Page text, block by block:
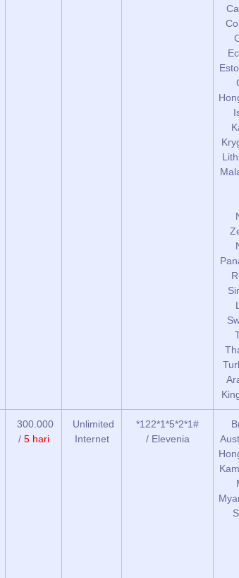
300.000
/ 5 hari
Unlimited
Internet
*122*1*5*2*1#
/ Elevenia